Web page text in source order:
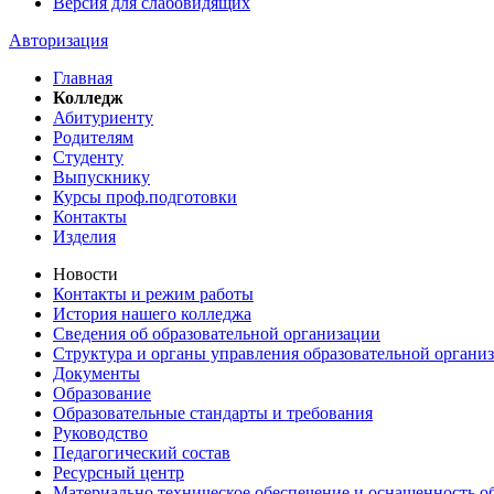
Авторизация
Главная
Колледж
Абитуриенту
Родителям
Студенту
Выпускнику
Курсы проф.подготовки
Контакты
Изделия
Новости
Контакты и режим работы
История нашего колледжа
Сведения об образовательной организации
Структура и органы управления образовательной
Документы
Образование
Образовательные стандарты и требования
Руководство
Педагогический состав
Ресурсный центр